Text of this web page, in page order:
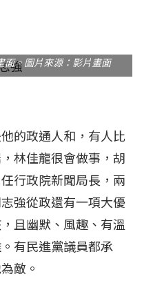
面。圖片來源：影片畫面
的政通人和，有人比
林佳龍很會做事，胡
行政院新聞局長，兩
強從政還有一項大優
且幽默、風趣、有溫
有民進黨議員都承
敵。